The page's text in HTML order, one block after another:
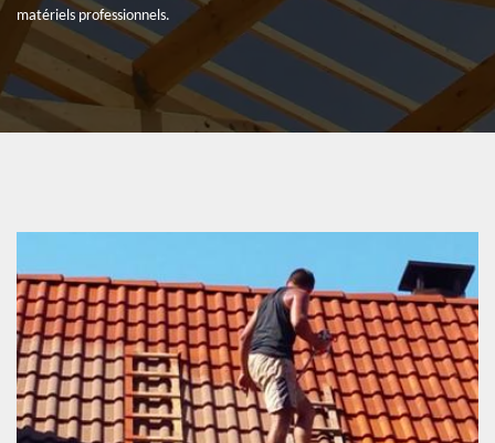
matériels professionnels.